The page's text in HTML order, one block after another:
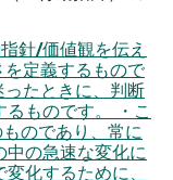
針/価値観を伝え
定義するもので
たときに、判断
ものです。 ・こ
のであり、常に
の急速な変化に
化するために、